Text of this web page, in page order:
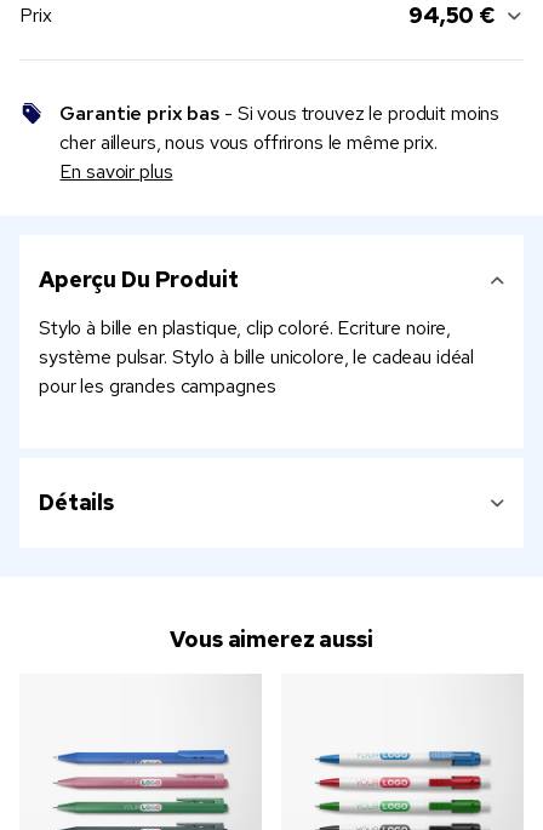
Prix 94,50 €
Garantie prix bas - Si vous trouvez le produit moins
cher ailleurs, nous vous offrirons le même prix.
En savoir plus
Aperçu Du Produit
Stylo à bille en plastique, clip coloré. Ecriture noire,
système pulsar. Stylo à bille unicolore, le cadeau idéal
pour les grandes campagnes
Détails
Vous aimerez aussi